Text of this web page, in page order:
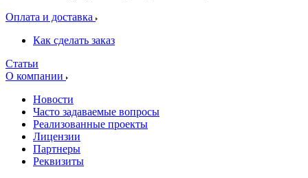
Оплата и доставка
Как сделать заказ
Статьи
О компании
Новости
Часто задаваемые вопросы
Реализованные проекты
Лицензии
Партнеры
Реквизиты